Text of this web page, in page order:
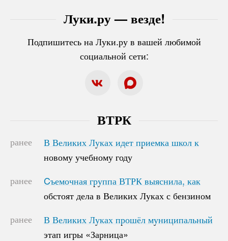
Луки.ру — везде!
Подпишитесь на Луки.ру в вашей любимой
социальной сети:
ВТРК
ранее
В Великих Луках идет приемка школ к
новому учебному году
В Великих Луках идет приемка школ к
новому учебному году
ранее
Cъемочная группа ВТРК выяснила, как
обстоят дела в Великих Луках с бензином
Cъемочная группа ВТРК выяснила, как
обстоят дела в Великих Луках с бензином
ранее
В Великих Луках прошёл муниципальный
этап игры «Зарница»
В Великих Луках прошёл муниципальный
этап игры «Зарница»